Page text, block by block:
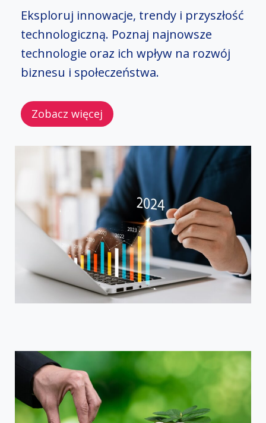
Eksploruj innowacje, trendy i przyszłość
technologiczną. Poznaj najnowsze
technologie oraz ich wpływ na rozwój
biznesu i społeczeństwa.
Zobacz więcej